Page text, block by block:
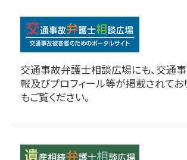
交通事故弁護士相談広場にも、交通
報及びプロフィール等が掲載されてお
もご覧ください。